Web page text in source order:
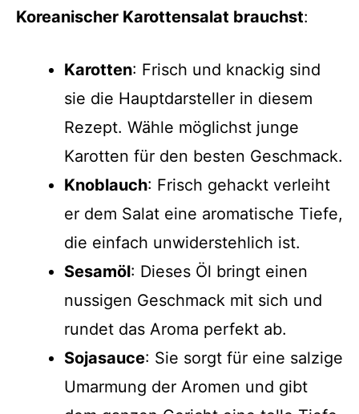
Koreanischer Karottensalat brauchst:
Karotten: Frisch und knackig sind
sie die Hauptdarsteller in diesem
Rezept. Wähle möglichst junge
Karotten für den besten Geschmack.
Knoblauch: Frisch gehackt verleiht
er dem Salat eine aromatische Tiefe,
die einfach unwiderstehlich ist.
Sesamöl: Dieses Öl bringt einen
nussigen Geschmack mit sich und
rundet das Aroma perfekt ab.
Sojasauce: Sie sorgt für eine salzige
Umarmung der Aromen und gibt